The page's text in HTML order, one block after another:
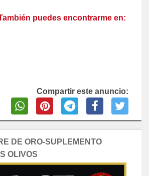
puedes encontrarme en:
Compartir este anuncio:
DE ORO-SUPLEMENTO
OLIVOS